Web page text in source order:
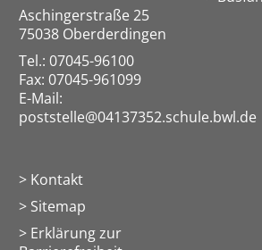
Aschingerstraße 25
75038 Oberderdingen
Tel.: 07045-96100
Fax: 07045-961099
E-Mail:
poststelle@04137352.schule.bwl.de
Kontakt
Sitemap
Erklärung zur